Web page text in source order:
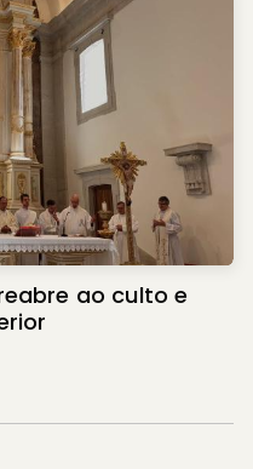
ao culto e